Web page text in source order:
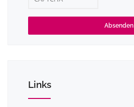
Absenden
Links